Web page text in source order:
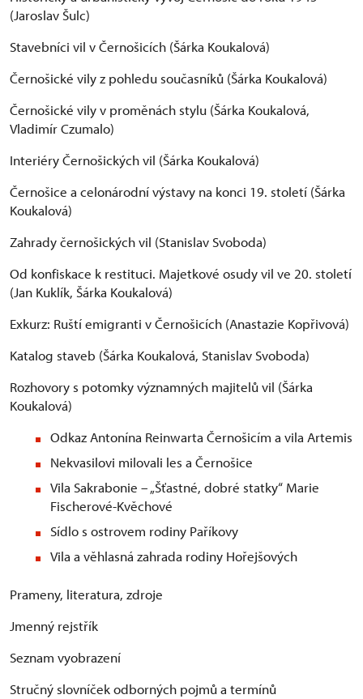
(Jaroslav Šulc)
Stavebníci vil v Černošicích (Šárka Koukalová)
Černošické vily z pohledu současníků (Šárka Koukalová)
Černošické vily v proměnách stylu (Šárka Koukalová,
Vladimír Czumalo)
Interiéry Černošických vil (Šárka Koukalová)
Černošice a celonárodní výstavy na konci 19. století (Šárka
Koukalová)
Zahrady černošických vil (Stanislav Svoboda)
Od konfiskace k restituci. Majetkové osudy vil ve 20. století
(Jan Kuklík, Šárka Koukalová)
Exkurz: Ruští emigranti v Černošicích (Anastazie Kopřivová)
Katalog staveb (Šárka Koukalová, Stanislav Svoboda)
Rozhovory s potomky významných majitelů vil (Šárka
Koukalová)
Odkaz Antonína Reinwarta Černošicím a vila Artemis
Nekvasilovi milovali les a Černošice
Vila Sakrabonie – „Šťastné, dobré statky“ Marie
Fischerové-Kvěchové
Sídlo s ostrovem rodiny Paříkovy
Vila a věhlasná zahrada rodiny Hořejšových
Prameny, literatura, zdroje
Jmenný rejstřík
Seznam vyobrazení
Stručný slovníček odborných pojmů a termínů